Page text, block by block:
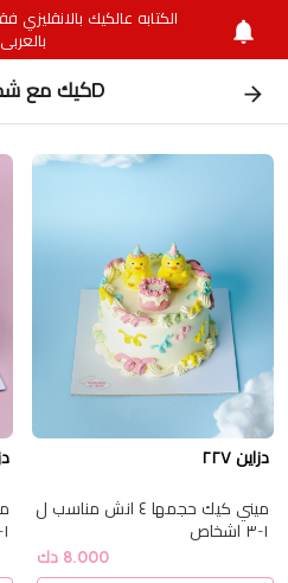
الكتابه عالكيك بالانقليزي
بالعربي
كيك مع شخصيه 3D
دزاين ٢٢٧
ميني كيك حجمها ٤ انش مناسب ل
١-٣ اشخاص
8.000 دك
١-٣ اشخاص